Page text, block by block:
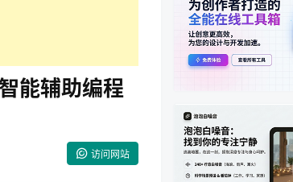
能辅助编程
访问网站